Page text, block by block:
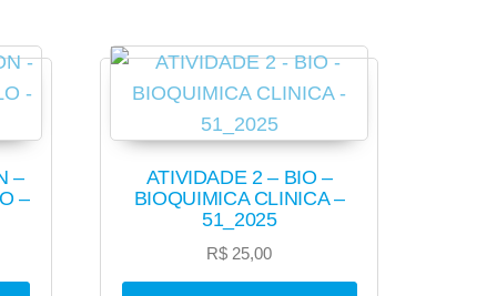
–
–
ATIVIDADE 2 – BIO –
BIOQUIMICA CLINICA –
51_2025
R$ 25,00